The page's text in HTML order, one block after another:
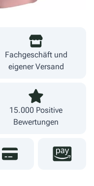
Fachgeschäft und
eigener Versand
15.000 Positive
Bewertungen